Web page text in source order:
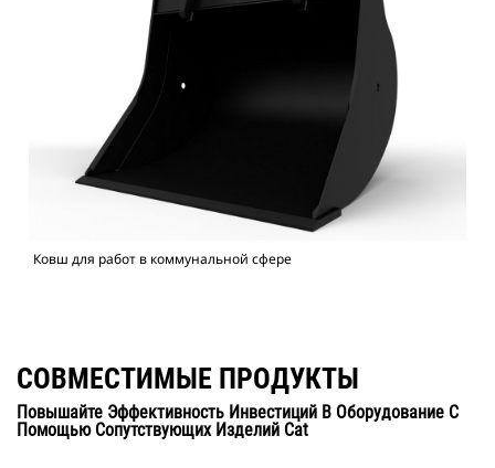
Ковш для работ в коммунальной сфере
СОВМЕСТИМЫЕ ПРОДУКТЫ
Повышайте Эффективность Инвестиций В Оборудование С
Помощью Сопутствующих Изделий Cat